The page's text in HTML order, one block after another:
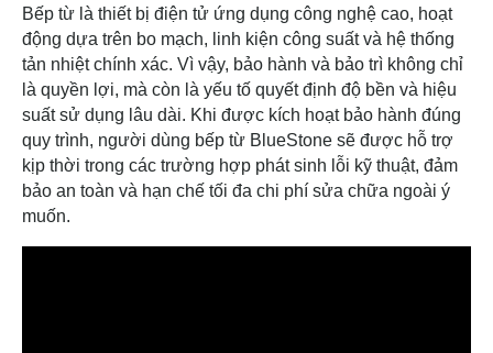
Bếp từ là thiết bị điện tử ứng dụng công nghệ cao, hoạt
động dựa trên bo mạch, linh kiện công suất và hệ thống
tản nhiệt chính xác. Vì vậy, bảo hành và bảo trì không chỉ
là quyền lợi, mà còn là yếu tố quyết định độ bền và hiệu
suất sử dụng lâu dài. Khi được kích hoạt bảo hành đúng
quy trình, người dùng bếp từ BlueStone sẽ được hỗ trợ
kịp thời trong các trường hợp phát sinh lỗi kỹ thuật, đảm
bảo an toàn và hạn chế tối đa chi phí sửa chữa ngoài ý
muốn.